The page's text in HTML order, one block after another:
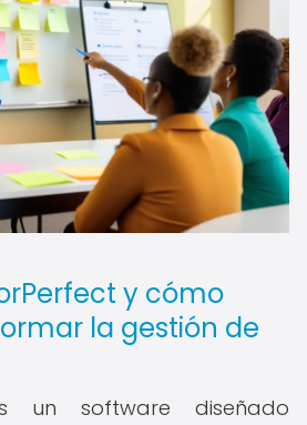
y cómo
la gestión de
un software diseñado